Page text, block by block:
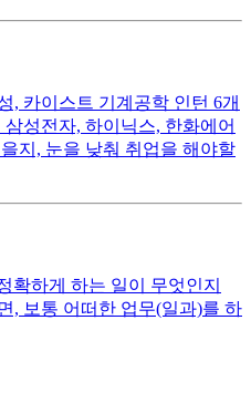
, 카이스트 기계공학 인턴 6개
성전자, 하이닉스, 한화에어
지, 눈을 낮춰 취업을 해야할
확하게 하는 일이 무엇인지
, 보통 어떠한 업무(일과)를 하